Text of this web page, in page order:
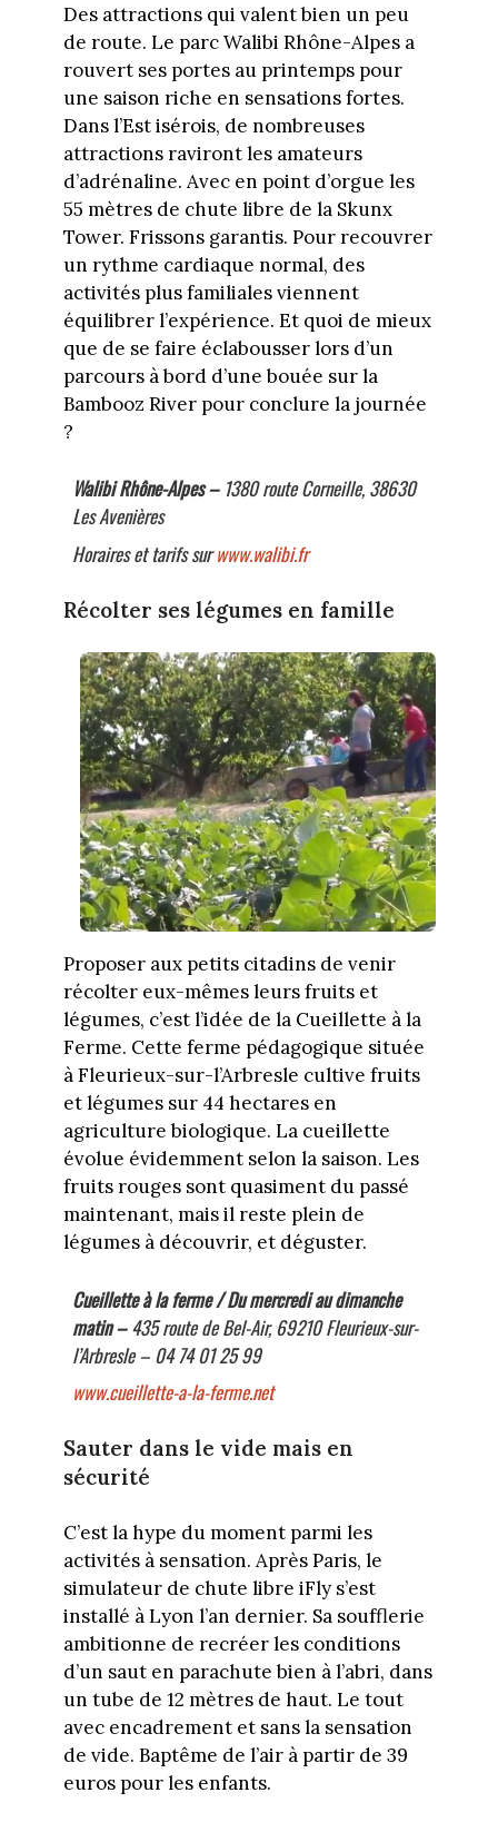
Des attractions qui valent bien un peu
de route. Le parc Walibi Rhône-Alpes a
rouvert ses portes au printemps pour
une saison riche en sensations fortes.
Dans l’Est isérois, de nombreuses
attractions raviront les amateurs
d’adrénaline. Avec en point d’orgue les
55 mètres de chute libre de la Skunx
Tower. Frissons garantis. Pour recouvrer
un rythme cardiaque normal, des
activités plus familiales viennent
équilibrer l’expérience. Et quoi de mieux
que de se faire éclabousser lors d’un
parcours à bord d’une bouée sur la
Bambooz River pour conclure la journée
?
Walibi Rhône-Alpes –1380 route Corneille, 38630
Les Avenières
Horaires et tarifs surwww.walibi.fr
Récolter ses légumes en famille
Proposer aux petits citadins de venir
récolter eux-mêmes leurs fruits et
légumes, c’est l’idée de la Cueillette à la
Ferme. Cette ferme pédagogique située
à Fleurieux-sur-l’Arbresle cultive fruits
et légumes sur 44 hectares en
agriculture biologique. La cueillette
évolue évidemment selon la saison. Les
fruits rouges sont quasiment du passé
maintenant, mais il reste plein de
légumes à découvrir, et déguster.
Cueillette à la ferme / Du mercredi au dimanche
matin –435 route de Bel-Air, 69210 Fleurieux-sur-
l’Arbresle – 04 74 01 25 99
www.cueillette-a-la-ferme.net
Sauter dans le vide mais en
sécurité
C’est la hype du moment parmi les
activités à sensation. Après Paris, le
simulateur de chute libre iFly s’est
installé à Lyon l’an dernier. Sa soufflerie
ambitionne de recréer les conditions
d’un saut en parachute bien à l’abri, dans
un tube de 12 mètres de haut. Le tout
avec encadrement et sans la sensation
de vide. Baptême de l’air à partir de 39
euros pour les enfants.